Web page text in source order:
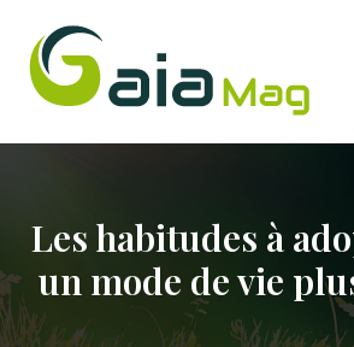
Les habitudes à
un mode de vie